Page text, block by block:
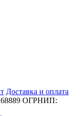
Доставка и оплата
ОГРНИП: